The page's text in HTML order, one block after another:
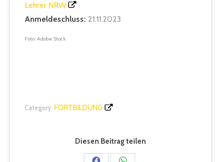
Lehrer NRW
Anmeldeschluss: 21.11.2023
Foto: Adobe Stock
Category: FORTBILDUNG
Diesen Beitrag teilen